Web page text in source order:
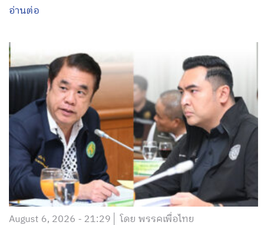
อ่านต่อ
August 6, 2026 - 21:29 โดย พรรคเพื่อไทย